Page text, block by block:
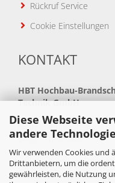
Diese Webseite
andere
Wir verwenden Cookies und
Drittanbietern, um die
gewährleisten, die Nutzung
Rückruf Service
Cookie Einstellungen
KONTAKT
HBT Hochbau-
Technik GmbH
Neue Bahnhofstraße 41
34621 Frielendorf
Telefon: +49(0)5684
Telefax: +49(0)5684